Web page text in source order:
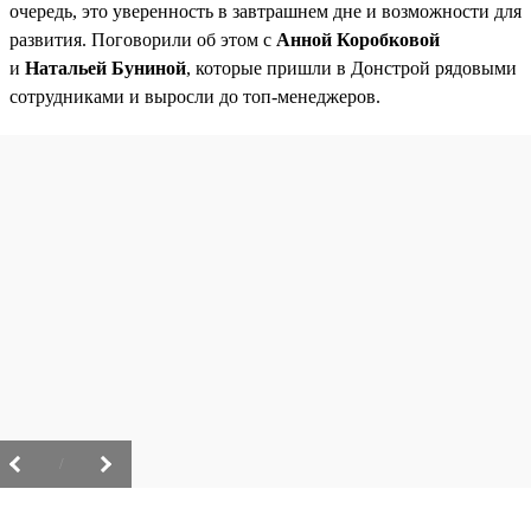
очередь, это уверенность в завтрашнем дне и возможности для
развития. Поговорили об этом с Анной Коробковой
и Натальей Буниной, которые пришли в Донстрой рядовыми
сотрудниками и выросли до топ-менеджеров.